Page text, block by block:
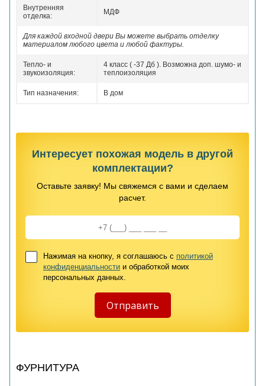
Внутренняя
отделка:
МДФ
Для каждой входной двери Вы можете выбрать отделку
материалом любого цвета и любой фактуры.
Тепло- и
звукоизоляция:
4 класс ( -37 Дб ). Возможна доп. шумо- и
теплоизоляция
Тип назначения: В дом
Интересует похожая модель в другой
комплектации?
Оставьте заявку! Мы свяжемся с вами и сделаем
расчет.
Нажимая на кнопку, я соглашаюсь с политикой
конфиденциальности и обработкой моих
персональных данных.
ФУРНИТУРА